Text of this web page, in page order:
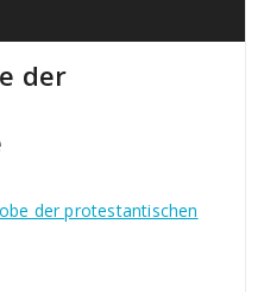
der
der protestantischen